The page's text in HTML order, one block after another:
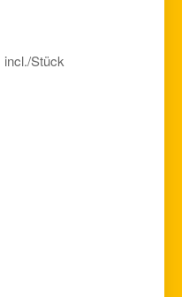
incl./Stück